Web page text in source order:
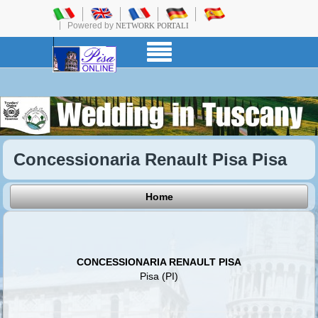
Powered by NETWORK PORTALI
Concessionaria Renault Pisa Pisa
Home
CONCESSIONARIA RENAULT PISA
Pisa (PI)